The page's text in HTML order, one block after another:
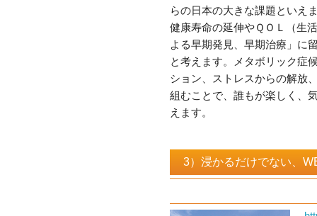
らの日本の大きな課題といえ
健康寿命の延伸やＱＯＬ（生
よる早期発見、早期治療」に
と考えます。メタボリック症
ション、ストレスからの解放
組むことで、誰もが楽しく、
えます。
3）浸かるだけでない、